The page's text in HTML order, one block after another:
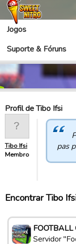
Jogos
Suporte & Fóruns
Profil de Tibo Ifsi
Tibo Ifsi
Membro
pas
Encontrar Tibo
Servidor